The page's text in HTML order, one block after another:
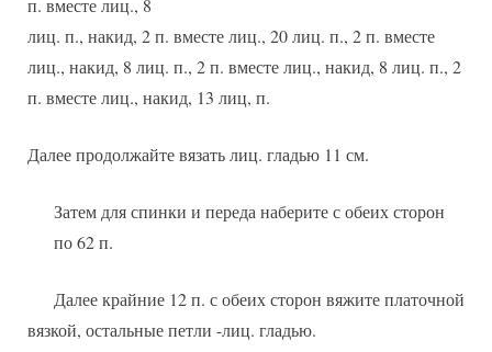
лиц. п., накид, 2 п. вместе лиц., 20 лиц. п., 2 п. вместе
лиц., накид, 8 лиц. п., 2 п. вместе лиц., накид, 8 лиц. п., 2
п. вместе лиц., накид, 13 лиц, п.
Далее продолжайте вязать лиц. гладью 11 см.
Затем для спинки и переда наберите с обеих сторон
по 62 п.
Далее крайние 12 п. с обеих сторон вяжите платочной
вязкой, остальные петли -лиц. гладью.